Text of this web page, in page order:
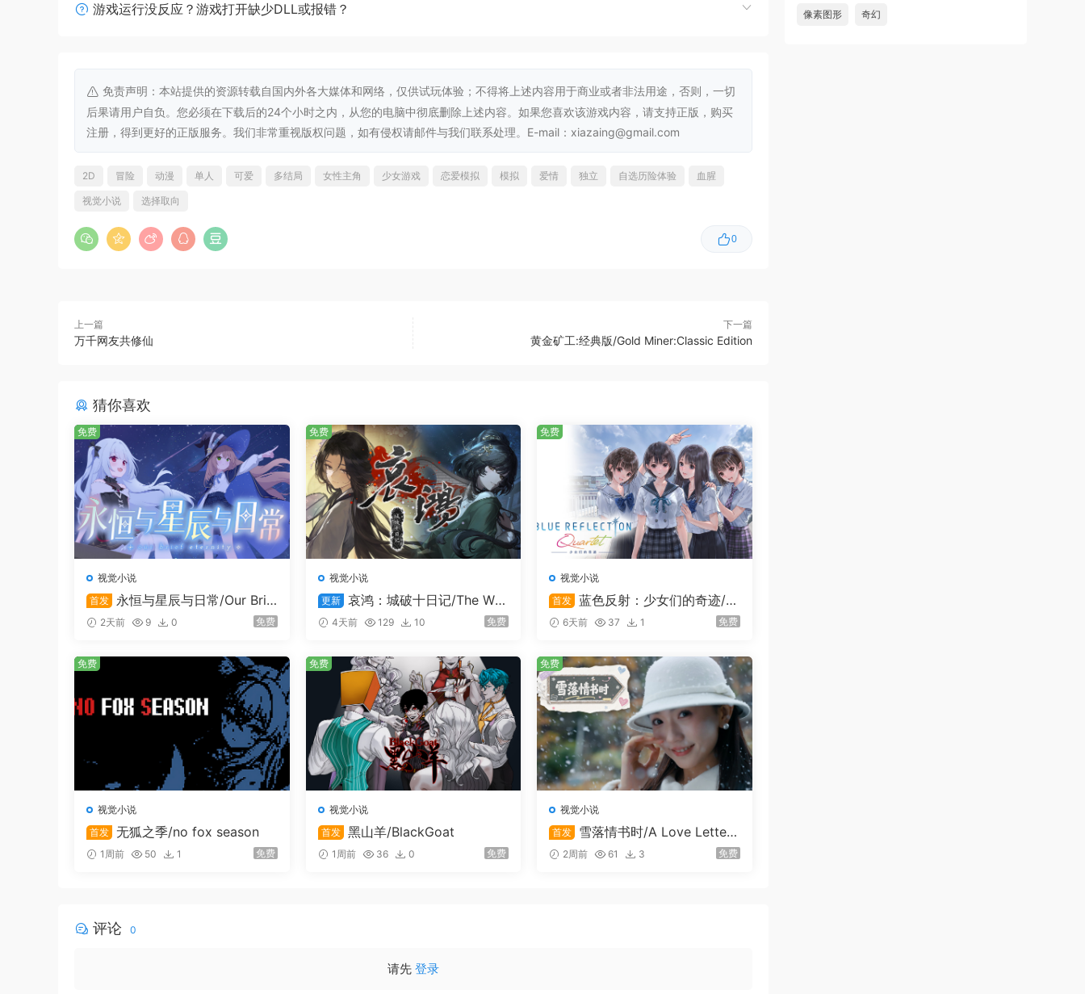
叶月 秋穂
温柔又受欢迎的同级生
学生们自不用说，也深受教师们信赖的
无可挑剔的优等生
虽说是同级生，但至今为止与主人公几乎没有交集
游戏运行没反应？游戏打开缺少DLL或报错？
免责声明：本站提供的资源转载自国内外各大媒体和网络，仅供试玩体验；不得将上述内容用于商业或者非法用途，否则，一切
后果请用户自负。您必须在下载后的24个小时之内，从您的电脑中彻底删除上述内容。如果您喜欢该游戏内容，请支持正版，购买
注册，得到更好的正版服务。我们非常重视版权问题，如有侵权请邮件与我们联系处理。E-mail：xiazaing@gmail.com
0
2D 冒险 动漫 单人 可爱 多结局 女性主角 少女游戏 恋爱模拟 模拟 爱情 独立 自选历险体验 血腥
视觉小说 选择取向
上一篇
万千网友共修仙
下一篇
黄金矿工:经典版/Gold Miner:Classic Edition
猜你喜欢
视觉小说
首发
永恒与星辰与日常/Our Brie
f Eternity
2天前 9 0 免费
免费
视觉小说
更新
哀鸿：城破十日记/The Wee
ping Swan: Ten Days of the Cit
4天前 129 10 免费
免费
视觉小说
首发
蓝色反射：少女们的奇迹/B
LUE REFLECTION Quartet
6天前 37 1 免费
免费
视觉小说
首发 无狐之季/no fox season
1周前 50 1 免费
免费
视觉小说
首发
黑山羊/BlackGoat
1周前 36 0 免费
免费
视觉小说
首发
雪落情书时/A Love Letter i
n Snowfall
2周前 61 3 免费
免费
评论 0
请先 登录
首发 迷宫村庄/Mazey Village
像素图形 奇幻